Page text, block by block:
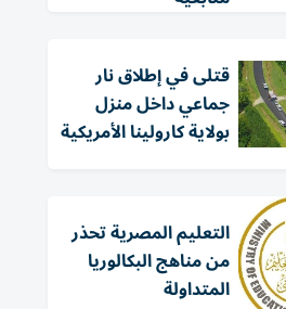
قتلى في إطلاق نار
جماعي داخل منزل
بولاية كارولينا الأمريكية
التعليم المصرية تحذر
من مناهج البكالوريا
المتداولة